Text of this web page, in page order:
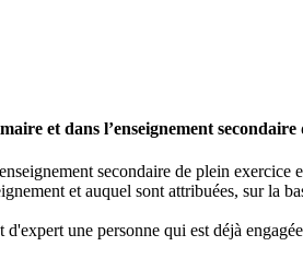
et dans l’enseignement
secondaire de plein
et auquel sont attribuées, sur la
une personne qui est déjà